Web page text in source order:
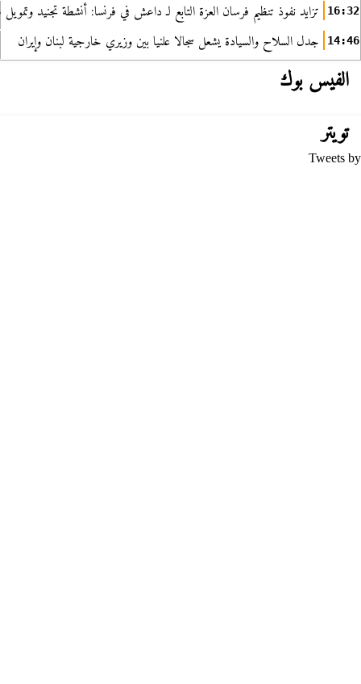
16:32 تزايد نفوذ تنظيم فرسان العزة التابع لـ داعش في فرنسا: أنشطة تجنيد
14:46 جدل السلاح والسيادة يشعل سجالا علنيا بين وزيري خارجية لبنان وإيران
الفيس بوك
تويتر
Tweets by